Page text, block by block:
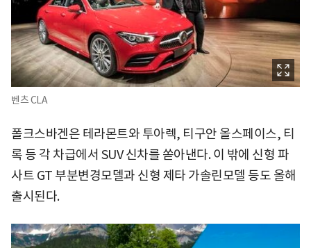
벤츠 CLA
폴크스바겐은 테라몬트와 투아렉, 티구안 올스페이스, 티
록 등 각 차급에서 SUV 신차를 쏟아낸다. 이 밖에 신형 파
사트 GT 부분변경모델과 신형 제타 가솔린모델 등도 올해
출시된다.